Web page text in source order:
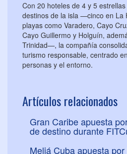
Con 20 hoteles de 4 y 5
destinos de la isla —cinco en La
playas como Varadero, Cayo
Cayo Guillermo y Holguín,
Trinidad—, la compañía
turismo responsable, centrado
personas y el entorno.
Artículos relacionados
Gran Caribe apuesta
de destino durante
Meliá Cuba apuesta